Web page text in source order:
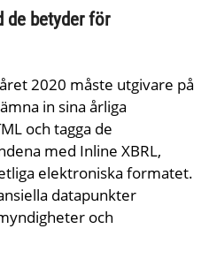
de betyder för
2020 måste utgivare på
in sina årliga
och tagga de
med Inline XBRL,
elektroniska formatet.
datapunkter
och